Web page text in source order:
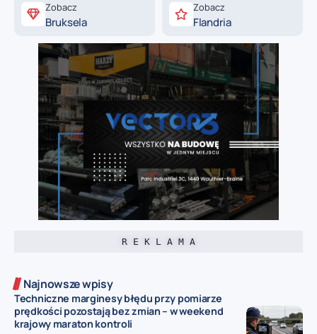
Zobacz
Bruksela
Zobacz
Flandria
R E K L A M A
Najnowsze wpisy
Techniczne marginesy błędu przy pomiarze
prędkości pozostają bez zmian – w weekend
krajowy maraton kontroli